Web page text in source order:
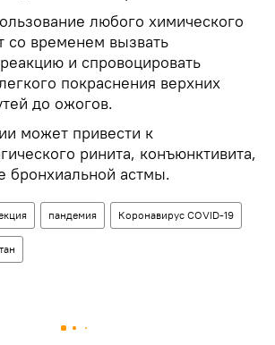
любого химического
со временем вызвать
и спровоцировать
покраснения верхних
до ожогов.
может привести к
ринита, конъюнктивита,
бронхиальной астмы.
пандемия Коронавирус COVID-19